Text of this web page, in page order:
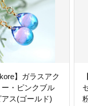
】ガラスアク
ー・ピンクブル
ス(ゴールド)